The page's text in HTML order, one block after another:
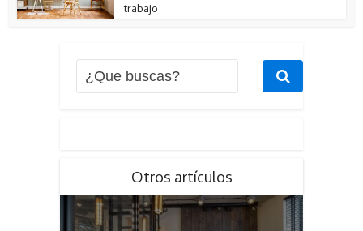
trabajo
Otros artículos